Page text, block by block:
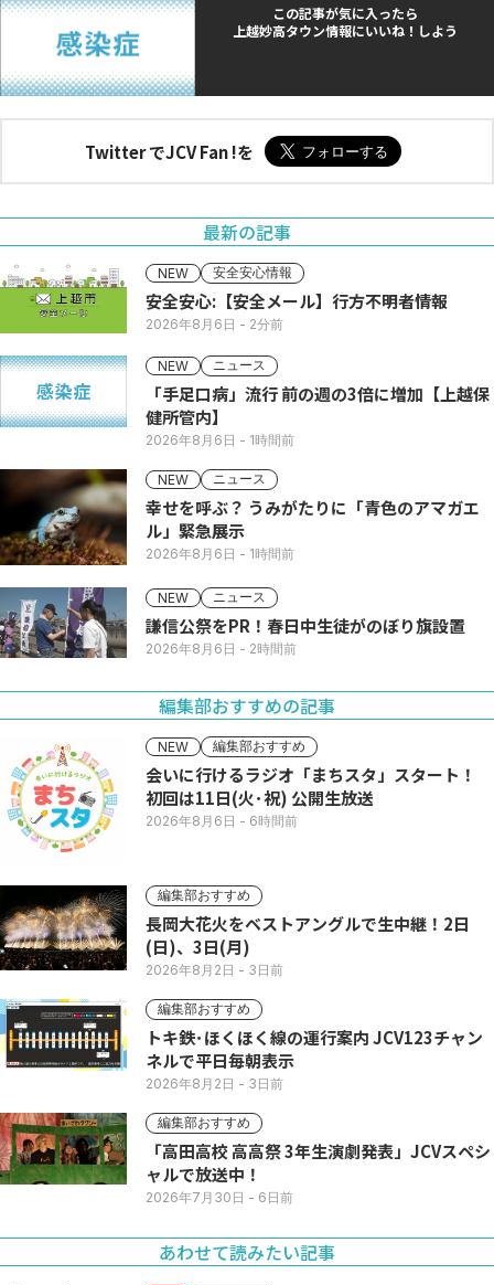
この記事が気に入ったら
上越妙高タウン情報にいいね！しよう
Twitter でJCV Fan !を
最新の記事
NEW 安全安心情報
安全安心:【安全メール】行方不明者情報
2026年8月6日 - 2分前
NEW ニュース
「手足口病」流行 前の週の3倍に増加【上越保
健所管内】
2026年8月6日 - 1時間前
NEW ニュース
幸せを呼ぶ？ うみがたりに「青色のアマガエ
ル」緊急展示
2026年8月6日 - 1時間前
NEW ニュース
謙信公祭をPR！春日中生徒がのぼり旗設置
2026年8月6日 - 2時間前
編集部おすすめの記事
NEW 編集部おすすめ
会いに行けるラジオ「まちスタ」スタート！
初回は11日(火･祝) 公開生放送
2026年8月6日 - 6時間前
編集部おすすめ
長岡大花火をベストアングルで生中継！2日
(日)、3日(月)
2026年8月2日 - 3日前
編集部おすすめ
トキ鉄･ほくほく線の運行案内 JCV123チャン
ネルで平日毎朝表示
2026年8月2日 - 3日前
編集部おすすめ
「高田高校 高高祭 3年生演劇発表」JCVスペシ
ャルで放送中！
2026年7月30日 - 6日前
あわせて読みたい記事